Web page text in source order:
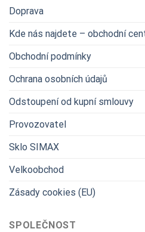
Doprava
Kde nás najdete – obchodní
Obchodní podmínky
Ochrana osobních údajů
Odstoupení od kupní smlouvy
Provozovatel
Sklo SIMAX
Velkoobchod
Zásady cookies (EU)
SPOLEČNOST